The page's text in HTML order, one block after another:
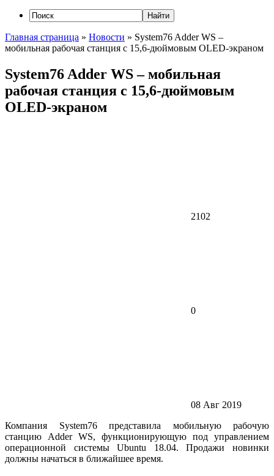
Главная страница » Новости » System76 Adder WS –
мобильная рабочая станция с 15,6-дюймовым OLED-экраном
System76 Adder WS – мобильная
рабочая станция с 15,6-дюймовым
OLED-экраном
2102
0
08 Авг 2019
Компания System76 представила мобильную рабочую
станцию Adder WS, функционирующую под управлением
операционной системы Ubuntu 18.04. Продажи новинки
должны начаться в ближайшее время.